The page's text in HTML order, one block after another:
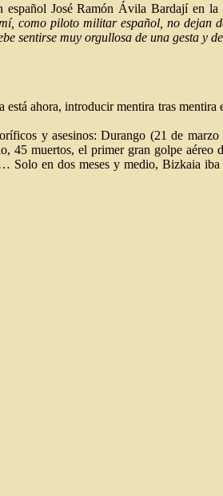
español José Ramón Ávila Bardají en
como piloto militar español, no dejan
sentirse muy orgullosa de una gesta y
ahora, introducir mentira tras mentira
y asesinos: Durango (21 de
45 muertos, el primer gran golpe aéreo
Solo en dos meses y medio, Bizkaia